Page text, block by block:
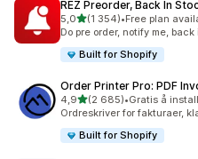
REZ Preorder, Back In
5,0av 5 stjerner
(1 354)
Totalt 1354 omtaler
•Free plan
Do pre order, notify me,
Built for Shopify
Order Printer Pro: PDF
4,9av 5 stjerner
(2 685)
Totalt 2685 omtaler
•Gratis å
Ordreskriver for fakturaer,
Built for Shopify